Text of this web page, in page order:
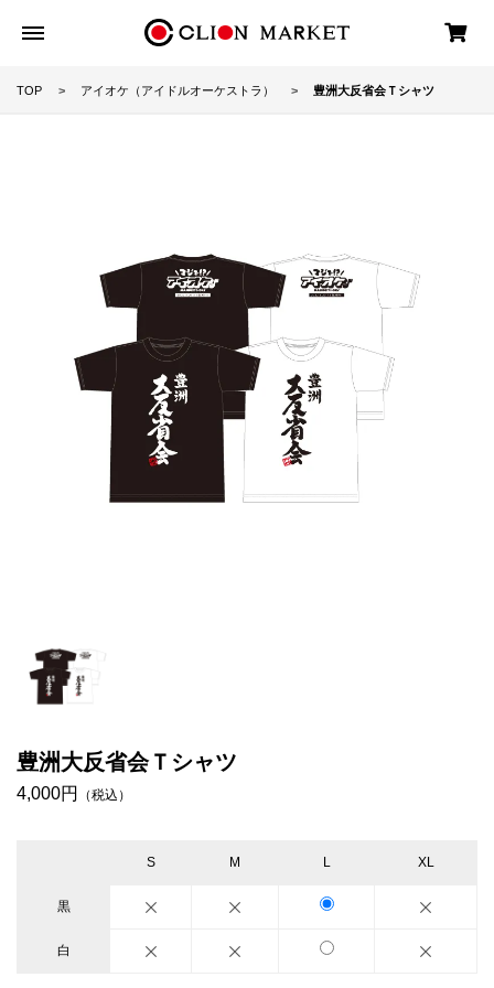
TOP アイオケ（アイドルオーケストラ） 豊洲大反省会Ｔシャツ
豊洲大反省会Ｔシャツ
4,000円 （税込）
S M L XL
黒
白